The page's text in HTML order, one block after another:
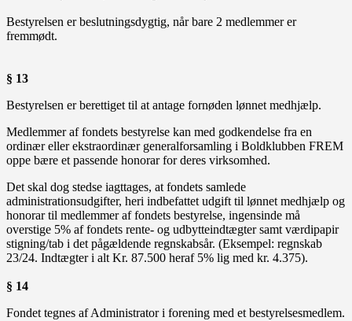
Bestyrelsen er beslutningsdygtig, når bare 2 medlemmer er
fremmødt.
§ 13
Bestyrelsen er berettiget til at antage fornøden lønnet medhjælp.
Medlemmer af fondets bestyrelse kan med godkendelse fra en
ordinær eller ekstraordinær generalforsamling i Boldklubben FREM
oppe bære et passende honorar for deres virksomhed.
Det skal dog stedse iagttages, at fondets samlede
administrationsudgifter, heri indbefattet udgift til lønnet medhjælp og
honorar til medlemmer af fondets bestyrelse, ingensinde må
overstige 5% af fondets rente- og udbytteindtægter samt værdipapir
stigning/tab i det pågældende regnskabsår. (Eksempel: regnskab
23/24. Indtægter i alt Kr. 87.500 heraf 5% lig med kr. 4.375).
§ 14
Fondet tegnes af Administrator i forening med et bestyrelsesmedlem.